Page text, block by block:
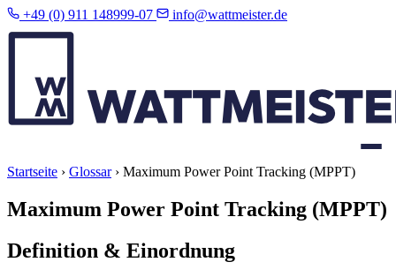
+49 (0) 911 148999-07 info@wattmeister.de
Startseite › Glossar› Maximum Power Point Tracking (MPPT)
Maximum Power Point Tracking (MPPT)
Definition & Einordnung